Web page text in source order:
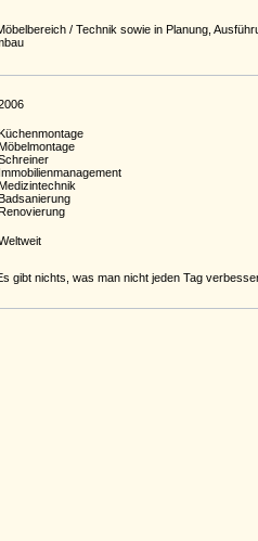
/ Technik sowie in Planung,
Immobilienmanagement
gibt nichts, was man nicht jeden Tag